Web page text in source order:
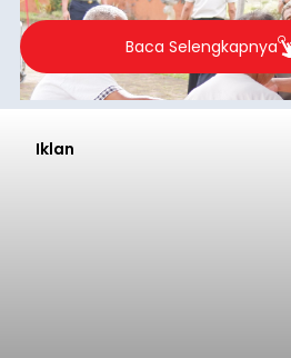
Baca Selengkapnya
Iklan